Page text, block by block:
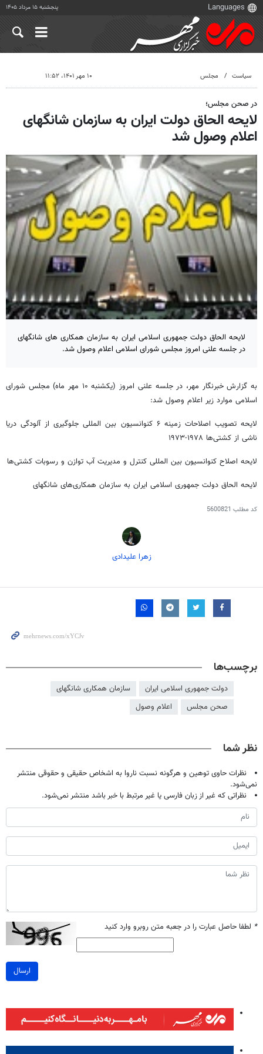
پنجشنبه ۱۵ مرداد ۱۴۰۵
سیاست مجلس ۱۰ مهر ۱۴۰۱، ۱۱:۵۲
در صحن مجلس؛
لایحه الحاق دولت ایران به سازمان شانگهای
اعلام وصول شد
لایحه الحاق دولت جمهوری اسلامی ایران به سازمان همکاری های شانگهای
در جلسه علنی امروز مجلس شورای اسلامی اعلام وصول شد.
به گزارش خبرنگار مهر، در جلسه علنی امروز (یکشنبه ۱۰ مهر ماه) مجلس شورای
اسلامی موارد زیر اعلام وصول شد:
لایحه تصویب اصلاحات زمینه ۶ کنوانسیون بین
المللیجلوگیری از آلودگی دریا
ناشی از کشتی‌ها ۱۹۷۸-۱۹۷۳
لایحه اصلاح کنوانسیون بین المللی کنترل و مدیریت آب توازن و رسوبات کشتی‌ها
لایحه الحاق دولت جمهوری اسلامی ایران به سازمان همکاری‌های شانگهای
کد مطلب 5600821
زهرا علیدادی
برچسب‌ها
دولت جمهوری اسلامی ایران
سازمان همکاری شانگهای
صحن مجلس
اعلام وصول
نظر شما
نظرات حاوی توهین و هرگونه نسبت ناروا به اشخاص حقیقی و حقوقی منتشر
نمی‌شود.
نظراتی که غیر از زبان فارسی یا غیر مرتبط با خبر باشد منتشر نمی‌شود.
* لطفا حاصل عبارت را در جعبه متن روبرو وارد کنید
ارسال